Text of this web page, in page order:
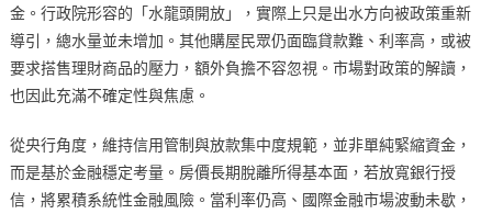
金。行政院形容的「水龍頭開放」，實際上只是出水方向被政策重新
導引，總水量並未增加。其他購屋民眾仍面臨貸款難、利率高，或被
要求搭售理財商品的壓力，額外負擔不容忽視。市場對政策的解讀，
也因此充滿不確定性與焦慮。
從央行角度，維持信用管制與放款集中度規範，並非單純緊縮資金，
而是基於金融穩定考量。房價長期脫離所得基本面，若放寬銀行授
信，將累積系統性金融風險。當利率仍高、國際金融市場波動未歇，